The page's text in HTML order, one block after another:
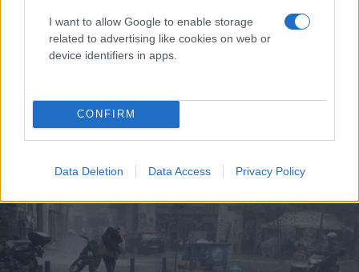
I want to allow Google to enable storage
related to advertising like cookies on web or
device identifiers in apps.
CONFIRM
Data Deletion Data Access Privacy Policy
Όλα τα μέτρα του υπουργείου Εργασίας για
επιχειρήσεις και πολίτες που επλήγησαν από τις
καταστροφικές πλημμύρες
13.09.2023 10:33